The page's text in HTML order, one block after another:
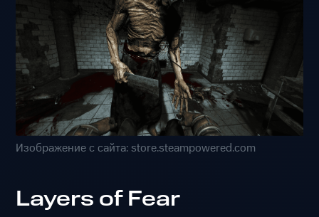
Изображение с сайта: store.steampowered.com
Layers of Fear